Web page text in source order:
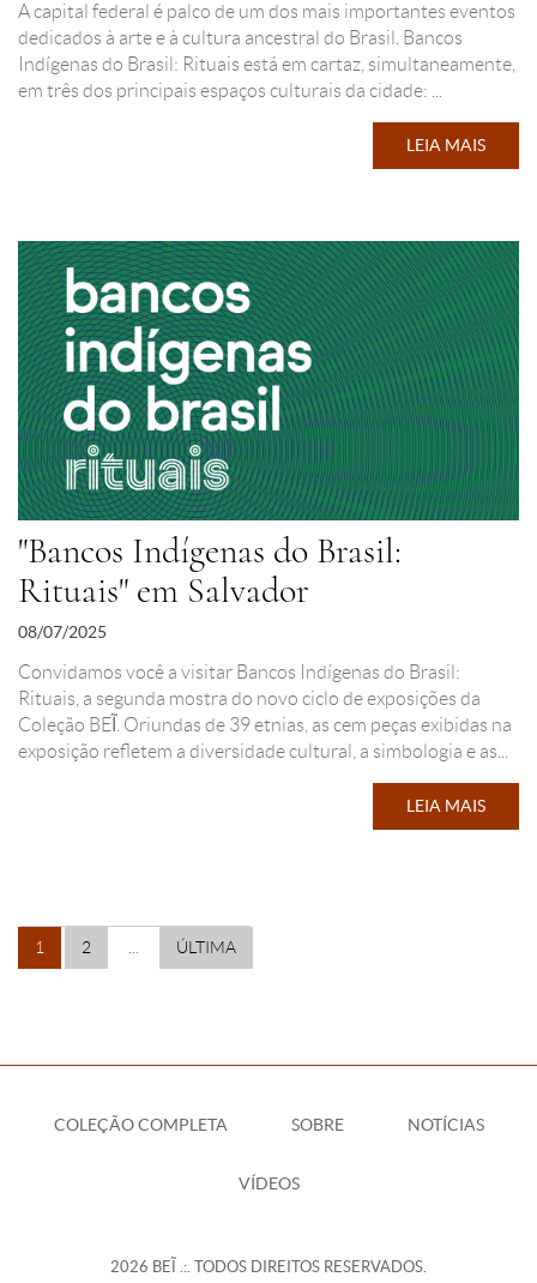
A capital federal é palco de um dos mais importantes eventos
dedicados à arte e à cultura ancestral do Brasil. Bancos
Indígenas do Brasil: Rituais está em cartaz, simultaneamente,
em três dos principais espaços culturais da cidade: ...
LEIA MAIS
"Bancos Indígenas do Brasil:
Rituais" em Salvador
08/07/2025
Convidamos você a visitar Bancos Indígenas do Brasil:
Rituais, a segunda mostra do novo ciclo de exposições da
Coleção BEĨ. Oriundas de 39 etnias, as cem peças exibidas na
exposição refletem a diversidade cultural, a simbologia e as...
LEIA MAIS
1 2 ... ÚLTIMA
COLEÇÃO COMPLETA SOBRE NOTÍCIAS
VÍDEOS
2026 BEĨ .:. TODOS DIREITOS RESERVADOS.